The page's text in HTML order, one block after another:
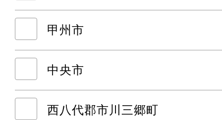
甲州市
中央市
西八代郡市川三郷町